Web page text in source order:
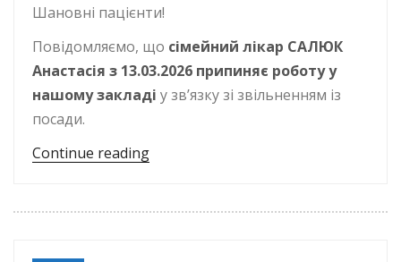
Шановні пацієнти!
Повідомляємо, що сімейний лікар САЛЮК
Анастасія з 13.03.2026 припиняє роботу у
нашому закладі у зв’язку зі звільненням із
посади.
Continue reading“Звільнення сімейного лікаря